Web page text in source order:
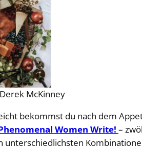
McKinney
bekommst du nach dem
Women Write! –
unterschiedlichsten